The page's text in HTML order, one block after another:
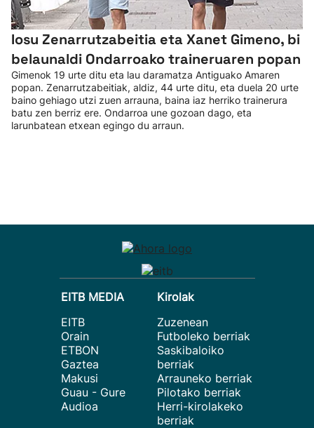
Iosu Zenarrutzabeitia eta Xanet Gimeno, bi
belaunaldi Ondarroako traineruaren popan
Gimenok 19 urte ditu eta lau daramatza Antiguako Amaren
popan. Zenarrutzabeitiak, aldiz, 44 urte ditu, eta duela 20 urte
baino gehiago utzi zuen arrauna, baina iaz herriko trainerura
batu zen berriz ere. Ondarroa une gozoan dago, eta
larunbatean etxean egingo du arraun.
EITB MEDIA
EITB
Orain
ETBON
Gaztea
Makusi
Guau - Gure
Audioa
Kirolak
Zuzenean
Futboleko berriak
Saskibaloiko
berriak
Arrauneko berriak
Pilotako berriak
Herri-kirolakeko
berriak